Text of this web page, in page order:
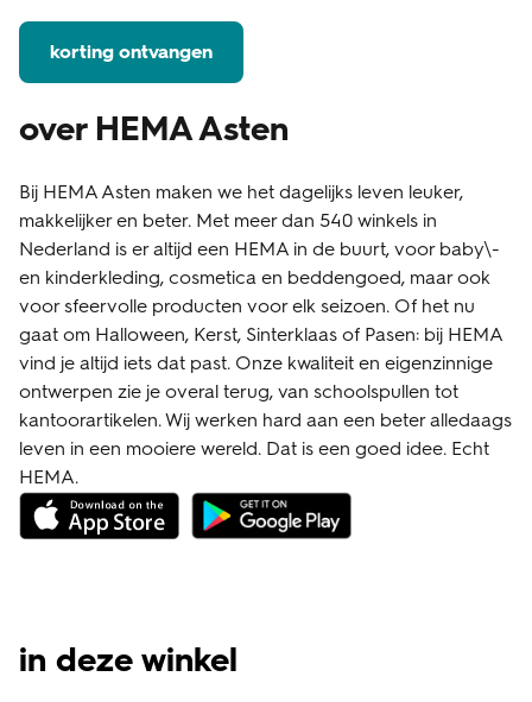
korting ontvangen
over HEMA Asten
Bij HEMA Asten maken we het dagelijks leven leuker,
makkelijker en beter. Met meer dan 540 winkels in
Nederland is er altijd een HEMA in de buurt, voor baby\-
en kinderkleding, cosmetica en beddengoed, maar ook
voor sfeervolle producten voor elk seizoen. Of het nu
gaat om Halloween, Kerst, Sinterklaas of Pasen: bij HEMA
vind je altijd iets dat past. Onze kwaliteit en eigenzinnige
ontwerpen zie je overal terug, van schoolspullen tot
kantoorartikelen. Wij werken hard aan een beter alledaags
leven in een mooiere wereld. Dat is een goed idee. Echt
HEMA.
in deze winkel